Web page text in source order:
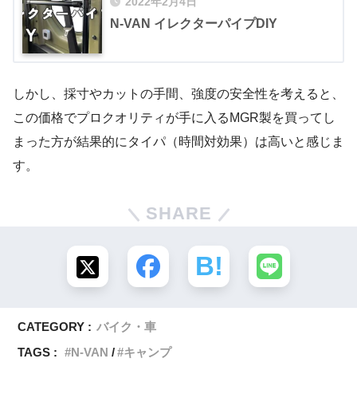
N-VAN イレクターパイプDIY
しかし、採寸やカットの手間、強度の安全性を考えると、
この価格でプロクオリティが手に入るMGR製を買ってし
まった方が結果的にタイパ（時間対効果）は高いと感じま
す。
SHARE
CATEGORY : バイク・車
TAGS :
N-VAN キャンプ